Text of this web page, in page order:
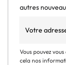
autres
Vous pouvez
cela nos